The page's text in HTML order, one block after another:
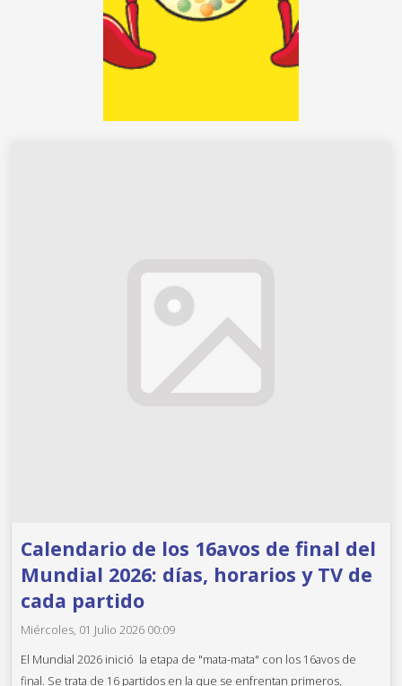
Calendario de los 16avos de final del
Mundial 2026: días, horarios y TV de
cada partido
Miércoles, 01 Julio 2026 00:09
El Mundial 2026 inició la etapa de "mata-mata" con los 16avos de
final. Se trata de 16 partidos en la que se enfrentan primeros,